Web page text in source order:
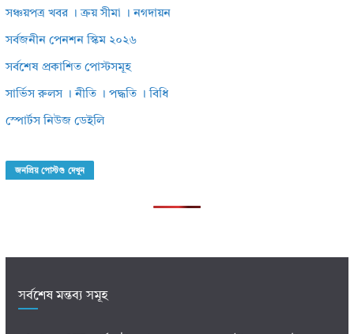
সঞ্চয়পত্র খবর । ক্রয় সীমা । নগদায়ন
সর্বজনীন পেনশন স্কিম ২০২৬
সর্বশেষ প্রকাশিত পোস্টসমূহ
সার্ভিস রুলস । নীতি । পদ্ধতি । বিধি
স্পোর্টস নিউজ ডেইলি
জনপ্রিয় পোস্টগু দেখুন
সর্বশেষ মন্তব্য সমূহ